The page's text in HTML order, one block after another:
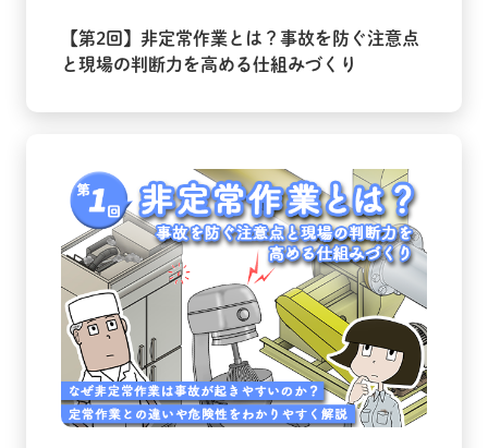
【第2回】非定常作業とは？事故を防ぐ注意点
と現場の判断力を高める仕組みづくり